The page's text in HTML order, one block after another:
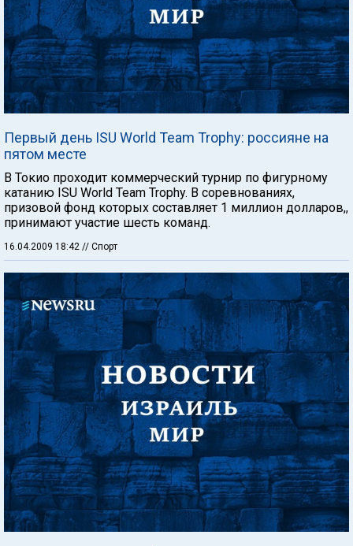
Первый день ISU World Team Trophy: россияне на
пятом месте
В Токио проходит коммерческий турнир по фигурному
катанию ISU World Team Trophy. В соревнованиях,
призовой фонд которых составляет 1 миллион долларов,,
принимают участие шесть команд.
16.04.2009 18:42 // Спорт